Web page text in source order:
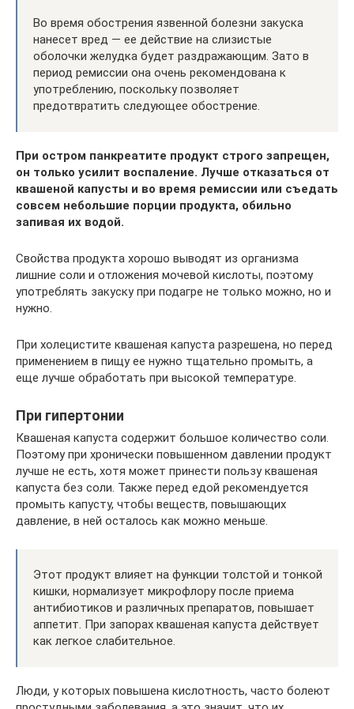
Во время обострения язвенной болезни закуска
нанесет вред — ее действие на слизистые
оболочки желудка будет раздражающим. Зато в
период ремиссии она очень рекомендована к
употреблению, поскольку позволяет
предотвратить следующее обострение.
При остром панкреатите продукт строго запрещен,
он только усилит воспаление. Лучше отказаться от
квашеной капусты и во время ремиссии или съедать
совсем небольшие порции продукта, обильно
запивая их водой.
Свойства продукта хорошо выводят из организма
лишние соли и отложения мочевой кислоты, поэтому
употреблять закуску при подагре не только можно, но и
нужно.
При холецистите квашеная капуста разрешена, но перед
применением в пищу ее нужно тщательно промыть, а
еще лучше обработать при высокой температуре.
При гипертонии
Квашеная капуста содержит большое количество соли.
Поэтому при хронически повышенном давлении продукт
лучше не есть, хотя может принести пользу квашеная
капуста без соли. Также перед едой рекомендуется
промыть капусту, чтобы веществ, повышающих
давление, в ней осталось как можно меньше.
Этот продукт влияет на функции толстой и тонкой
кишки, нормализует микрофлору после приема
антибиотиков и различных препаратов, повышает
аппетит. При запорах квашеная капуста действует
как легкое слабительное.
Люди, у которых повышена кислотность, часто болеют